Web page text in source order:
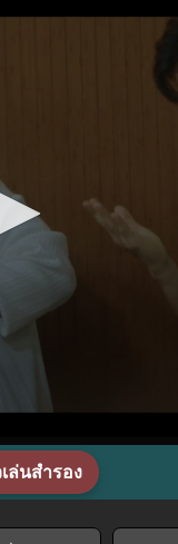
ล่นสำรอง